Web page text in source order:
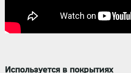
Используется в покрытиях